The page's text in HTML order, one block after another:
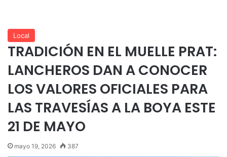
Local
TRADICIÓN EN EL MUELLE PRAT:
LANCHEROS DAN A CONOCER
LOS VALORES OFICIALES PARA
LAS TRAVESÍAS A LA BOYA ESTE
21 DE MAYO
mayo 19, 2026 387